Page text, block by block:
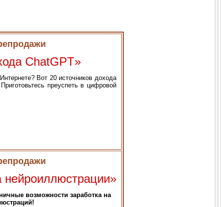
ChatGPT»
Вот 20 источников дохода
преуспеть в цифровой
нейроиллюстрации»
возможности заработка на